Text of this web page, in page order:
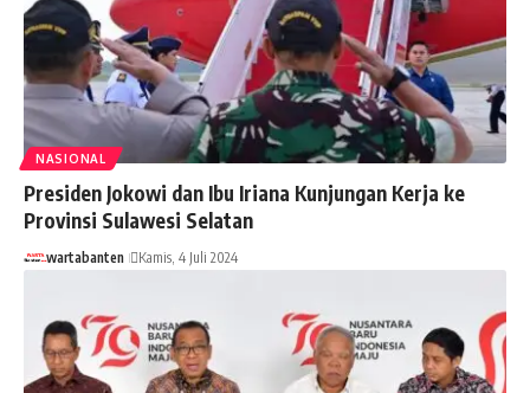
NASIONAL
Presiden Jokowi dan Ibu Iriana Kunjungan Kerja ke
Provinsi Sulawesi Selatan
wartabanten Kamis, 4 Juli 2024